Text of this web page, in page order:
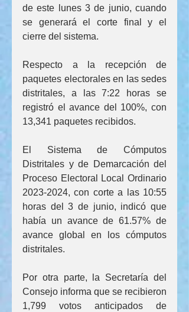
de este lunes 3 de junio, cuando
se generará el corte final y el
cierre del sistema.
Respecto a la recepción de
paquetes electorales en las sedes
distritales, a las 7:22 horas se
registró el avance del 100%, con
13,341 paquetes recibidos.
El Sistema de Cómputos
Distritales y de Demarcación del
Proceso Electoral Local Ordinario
2023-2024, con corte a las 10:55
horas del 3 de junio, indicó que
había un avance de 61.57% de
avance global en los cómputos
distritales.
Por otra parte, la Secretaría del
Consejo informa que se recibieron
1,799 votos anticipados de